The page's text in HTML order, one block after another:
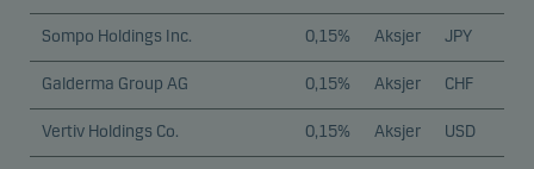
Sompo Holdings Inc. 0,15% Aksjer JPY
Galderma Group AG 0,15% Aksjer CHF
Vertiv Holdings Co. 0,15% Aksjer USD